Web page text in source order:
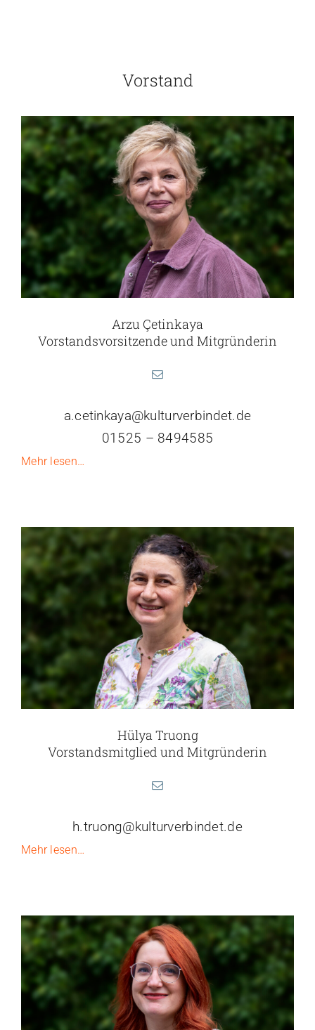
Vorstand
Arzu Çetinkaya
Vorstandsvorsitzende und Mitgründerin
a.cetinkaya@kulturverbindet.de
01525 – 8494585
Mehr lesen…
Hülya Truong
Vorstandsmitglied und Mitgründerin
h.truong@kulturverbindet.de
Mehr lesen…